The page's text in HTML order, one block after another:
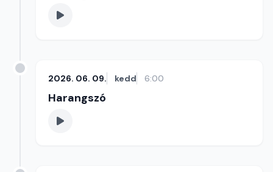
2026. 06. 09. kedd 6:00
Harangszó